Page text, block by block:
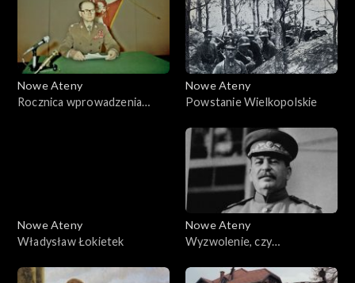
Nowe Ateny
Rocznica wprowadzenia
Nowe Ateny
Powstanie Wielkopolskie
Nowe Ateny
Władysław Łokietek
Nowe Ateny
Wyzwolenie, czy
Polsce